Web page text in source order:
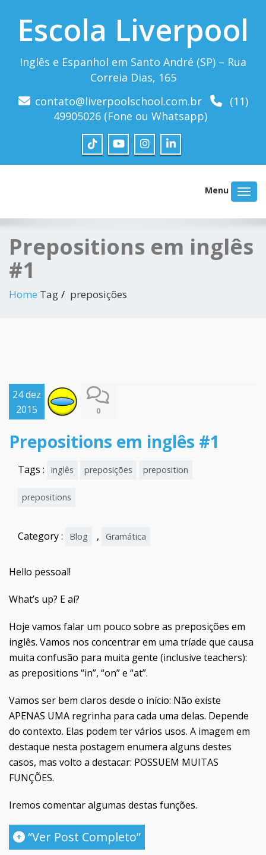
Escola Liverpool
Inglês e Espanhol em Santo André (SP) – Rua
Correia Dias, 165
contato@liverpoolschool.com.br
(11)
49905026 (Fone ou Whatsapp)
Menu
Prepositions em inglês
#1
Home Tag preposições
24 dez
2015
0
Prepositions em inglês #1
Tags : inglês preposições preposition
prepositions
Category : Blog , Gramática
Hello pessoal!
What’s up? E aí?
Hoje vamos falar um pouco sobre as preposições em
inglês. Vamos nos concentrar em uma tríade que causa
muita confusão para muita gente (inclusive teachers):
as prepositions “in”, “on” e “at”.
Vamos ser bem claros desde o início: Não existe
APENAS UMA regrinha para cada uma delas. Depende
do contexto. Elas podem ter vários usos. A imagem em
destaque nesta postagem enumera alguns destes
casos, mas volto a destacar: POSSUEM MUITAS
FUNÇÕES.
Iremos comentar algumas destas funções.
“Ver Post Completo”